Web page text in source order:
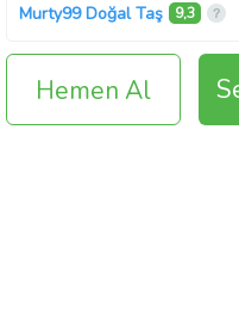
Murty99 Doğal Taş 9,3
Hemen Al